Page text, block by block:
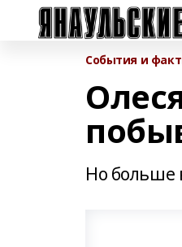
События и
Но больше